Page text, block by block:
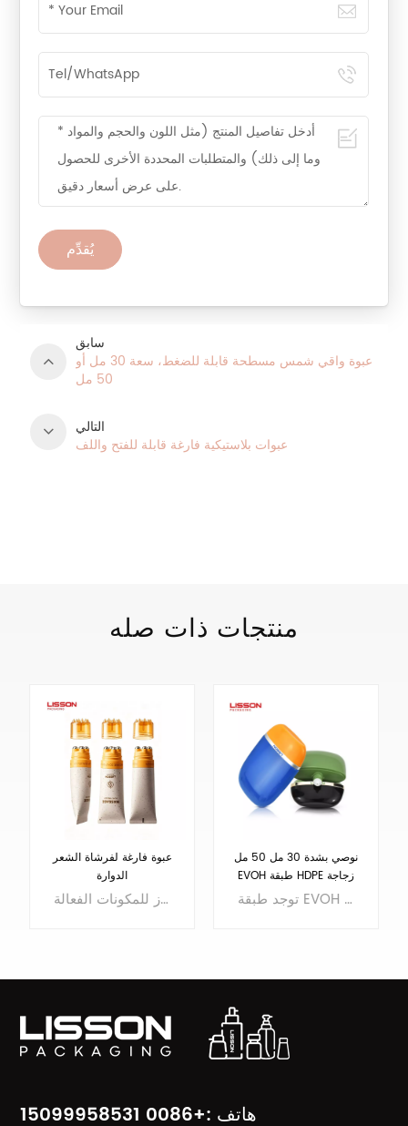
يُقدِّم
سابق
عبوة واقي شمس مسطحة قابلة للضغط، سعة 30 مل أو
50 مل
التالي
عبوات بلاستيكية فارغة قابلة للفتح واللف
منتجات ذات صله
نوصي بشدة 30 مل 50 مل
بلاستيكية بيضاوية
توجد طبقة EVOH في زجاجة HDPE هذه، وهي مناسبة لواقي الشمس وكريم اليد.
زجاجة غسول HDPE فارغة
60 مل للحماية من أشعة
الشمس - نوصي بشدة تصميم شكل قطارة الماء ، شعور مريح باليدين ، فتحة فوهة ، موك فقط 5 كيلو.
هاتف :+0086 15099958531